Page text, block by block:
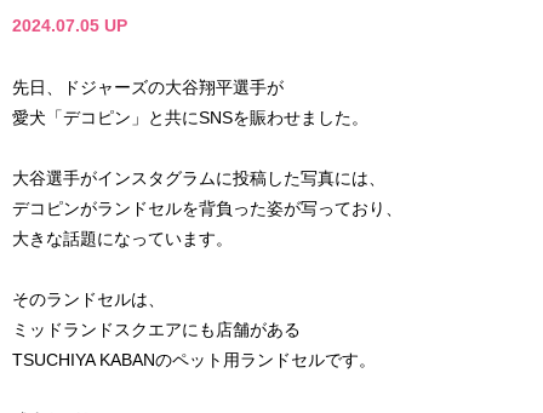
2024.07.05 UP
先日、ドジャーズの大谷翔平選手が
愛犬「デコピン」と共にSNSを賑わせました。
大谷選手がインスタグラムに投稿した写真には、
デコピンがランドセルを背負った姿が写っており、
大きな話題になっています。
そのランドセルは、
ミッドランドスクエアにも店舗がある
TSUCHIYA KABANのペット用ランドセルです。